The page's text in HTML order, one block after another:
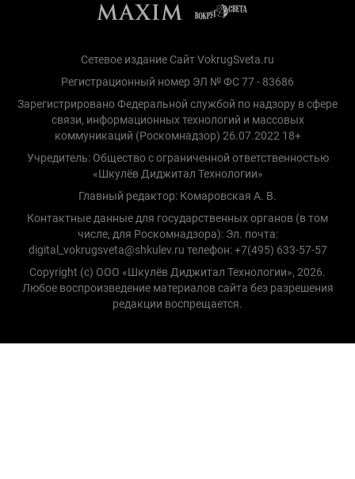
Сетевое издание Сайт VokrugSveta.ru
Регистрационный номер ЭЛ № ФС 77 - 83686
Зарегистрировано Федеральной службой по надзору в сфере
связи, информационных технологий и массовых
коммуникаций (Роскомнадзор) 26.07.2022 18+
Учредитель: Общество с ограниченной ответственностью
«Шкулёв Диджитал Технологии»
Главный редактор: Комаровская А. В.
Контактные данные для государственных органов (в том
числе, для Роскомнадзора): Эл. почта:
digital_vokrugsveta@shkulev.ru телефон: +7(495) 633-57-57
Copyright (с) ООО «Шкулёв Диджитал Технологии», 2026.
Любое воспроизведение материалов сайта без разрешения
редакции воспрещается.